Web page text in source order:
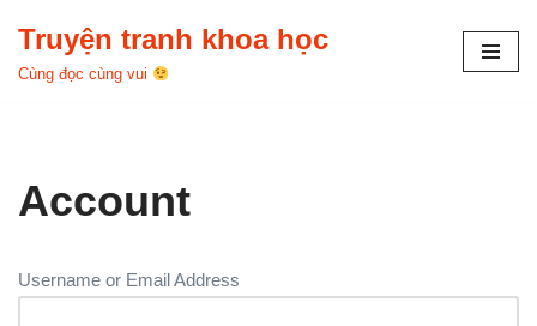
Chuyển
Truyện tranh khoa học
Cùng đọc cùng vui
Account
Username or Email Address